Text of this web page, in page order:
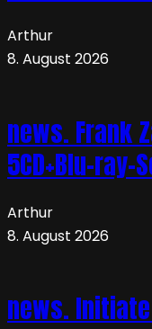
Arthur
8. August 2026
news. Frank
5CD+Blu-ray-
Arthur
8. August 2026
news.